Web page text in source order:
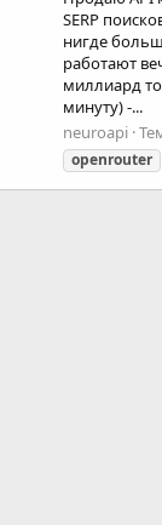
SERP
нигде
работают
миллиард
минуту) -...
neuroapi
openrouter